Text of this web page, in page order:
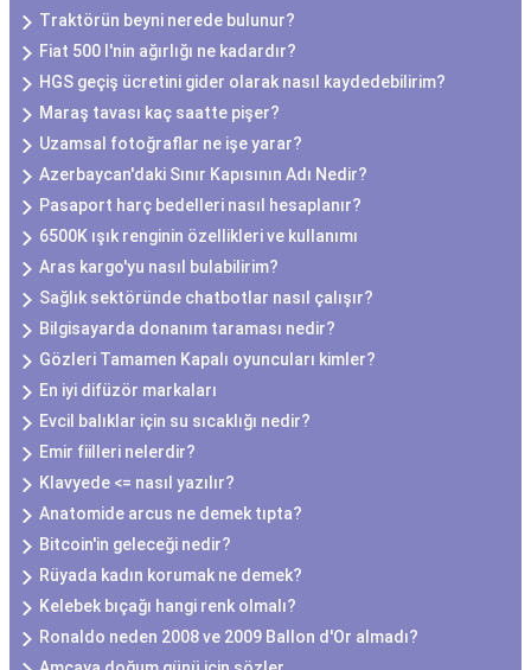
Traktörün beyni nerede bulunur?
Fiat 500 l'nin ağırlığı ne kadardır?
HGS geçiş ücretini gider olarak nasıl kaydedebilirim?
Maraş tavası kaç saatte pişer?
Uzamsal fotoğraflar ne işe yarar?
Azerbaycan'daki Sınır Kapısının Adı Nedir?
Pasaport harç bedelleri nasıl hesaplanır?
6500K ışık renginin özellikleri ve kullanımı
Aras kargo'yu nasıl bulabilirim?
Sağlık sektöründe chatbotlar nasıl çalışır?
Bilgisayarda donanım taraması nedir?
Gözleri Tamamen Kapalı oyuncuları kimler?
En iyi difüzör markaları
Evcil balıklar için su sıcaklığı nedir?
Emir fiilleri nelerdir?
Klavyede <= nasıl yazılır?
Anatomide arcus ne demek tıpta?
Bitcoin'in geleceği nedir?
Rüyada kadın korumak ne demek?
Kelebek bıçağı hangi renk olmalı?
Ronaldo neden 2008 ve 2009 Ballon d'Or almadı?